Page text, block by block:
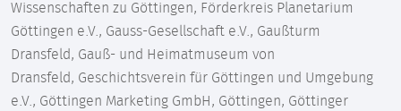
Wissenschaften zu Göttingen, Förderkreis Planetarium
Göttingen e.V., Gauss-Gesellschaft e.V., Gaußturm
Dransfeld, Gauß- und Heimatmuseum von
Dransfeld, Geschichtsverein für Göttingen und Umgebung
e.V., Göttingen Marketing GmbH, Göttingen, Göttinger